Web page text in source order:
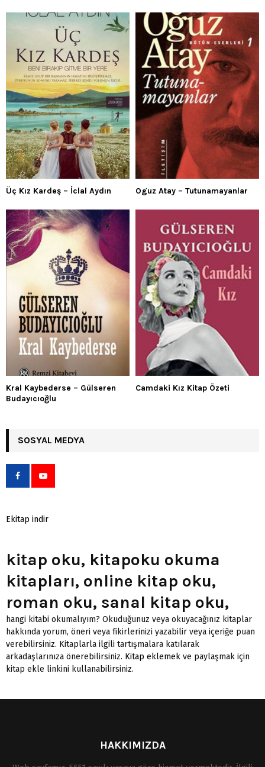
Üç Kız Kardeş – İclal Aydın Oguz Atay – Tutunamayanlar
Kral Kaybederse – Gülseren
Budayıcıoğlu
Camdaki Kız Kitap Özeti
SOSYAL MEDYA
Ekitap indir
kitap oku, kitapoku okuma
kitapları, online kitap oku,
roman oku, sanal kitap oku,
hangi kitabi okumalıyım? Okuduğunuz veya okuyacağınız kitaplar
hakkında yorum, öneri veya fikirlerinizi yazabilir veya içeriğe puan
verebilirsiniz. Kitaplarla ilgili tartışmalara katılarak
arkadaşlarınıza önerebilirsiniz. Kitap eklemek ve paylaşmak için
kitap ekle linkini kullanabilirsiniz.
HAKKIMIZDA